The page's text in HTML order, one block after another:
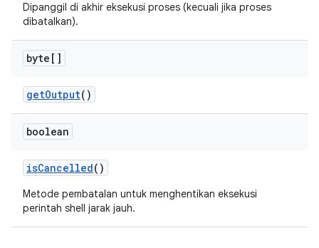
Dipanggil di akhir eksekusi proses (kecuali jika proses
dibatalkan).
byte[]
getOutput()
boolean
isCancelled()
Metode pembatalan untuk menghentikan eksekusi
perintah shell jarak jauh.